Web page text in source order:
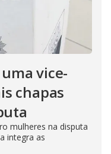
vice-
chapas
mulheres na disputa
integra as